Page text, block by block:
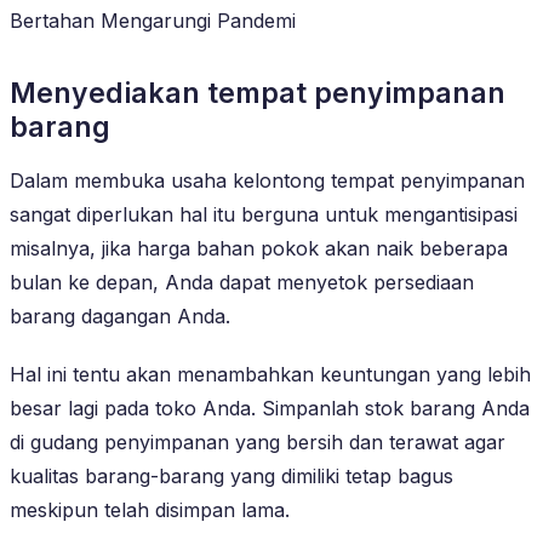
Bertahan Mengarungi Pandemi
Menyediakan tempat penyimpanan
barang
Dalam membuka usaha kelontong tempat penyimpanan
sangat diperlukan hal itu berguna untuk mengantisipasi
misalnya, jika harga bahan pokok akan naik beberapa
bulan ke depan, Anda dapat menyetok persediaan
barang dagangan Anda.
Hal ini tentu akan menambahkan keuntungan yang lebih
besar lagi pada toko Anda. Simpanlah stok barang Anda
di gudang penyimpanan yang bersih dan terawat agar
kualitas barang-barang yang dimiliki tetap bagus
meskipun telah disimpan lama.